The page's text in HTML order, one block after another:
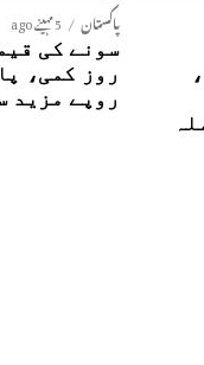
پاکستان 5 مہینے ago
سونے کی
روپے مزید